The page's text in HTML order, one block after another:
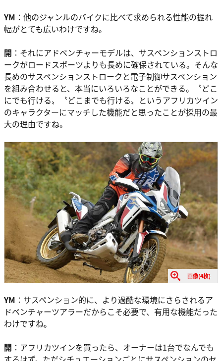
YM ：他のジャンルのバイクに比べて求められる性能の振れ
幅がとても広いわけですね。
開 ：それにアドベンチャーモデルは、サスペンションストロ
ークがロードスポーツよりも長めに確保されている。そんな
長めのサスペンションストロークと電子制御サスペンション
を組み合わせると、本当にいろいろなことができる。〝どこ
にでも行ける〟〝どこまでも行ける〟というアフリカツイン
のキャラクターにマッチした機能だと思ったことが採用の最
大の理由ですね。
画像(4枚)
YM ：サスペンション的に、より過酷な環境にさらされるア
ドベンチャーツアラーだからこそ必要で、有用な機能だった
わけですね。
開 ：アフリカツインを買ったら、オーナーは1台でなんでも